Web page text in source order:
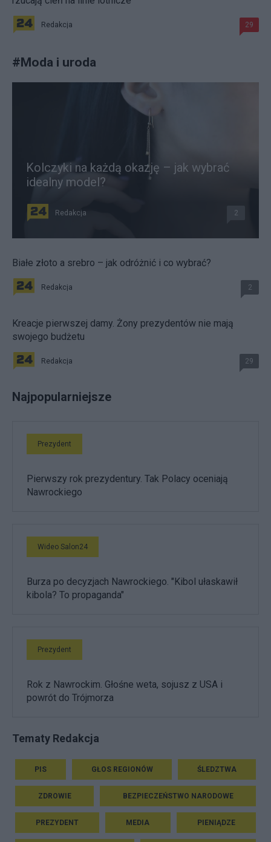
Redakcja 29
#Moda i uroda
Kolczyki na każdą okazję – jak wybrać
idealny model?
Redakcja 2
Białe złoto a srebro – jak odróżnić i co wybrać?
Redakcja 2
Kreacje pierwszej damy. Żony prezydentów nie mają
swojego budżetu
Redakcja 29
Najpopularniejsze
Prezydent
Pierwszy rok prezydentury. Tak Polacy oceniają
Nawrockiego
Wideo Salon24
Burza po decyzjach Nawrockiego. "Kibol ułaskawił
kibola? To propaganda"
Prezydent
Rok z Nawrockim. Głośne weta, sojusz z USA i
powrót do Trójmorza
Tematy Redakcja
PIS GŁOS REGIONÓW ŚLEDZTWA
ZDROWIE BEZPIECZEŃSTWO NARODOWE
PREZYDENT MEDIA PIENIĄDZE